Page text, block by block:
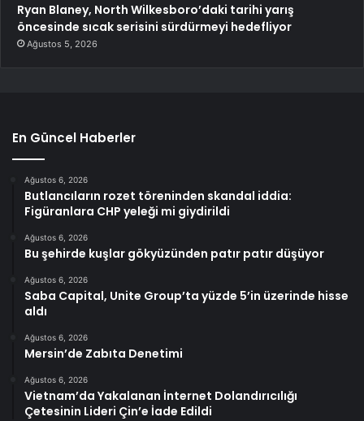
Ryan Blaney, North Wilkesboro’daki tarihi yarış
öncesinde sıcak serisini sürdürmeyi hedefliyor
Ağustos 5, 2026
En Güncel Haberler
Ağustos 6, 2026
Butlancıların rozet töreninden skandal iddia:
Figüranlara CHP yeleği mi giydirildi
Ağustos 6, 2026
Bu şehirde kuşlar gökyüzünden patır patır düşüyor
Ağustos 6, 2026
Saba Capital, Unite Group’ta yüzde 5’in üzerinde hisse
aldı
Ağustos 6, 2026
Mersin’de Zabıta Denetimi
Ağustos 6, 2026
Vietnam’da Yakalanan İnternet Dolandırıcılığı
Çetesinin Lideri Çin’e İade Edildi